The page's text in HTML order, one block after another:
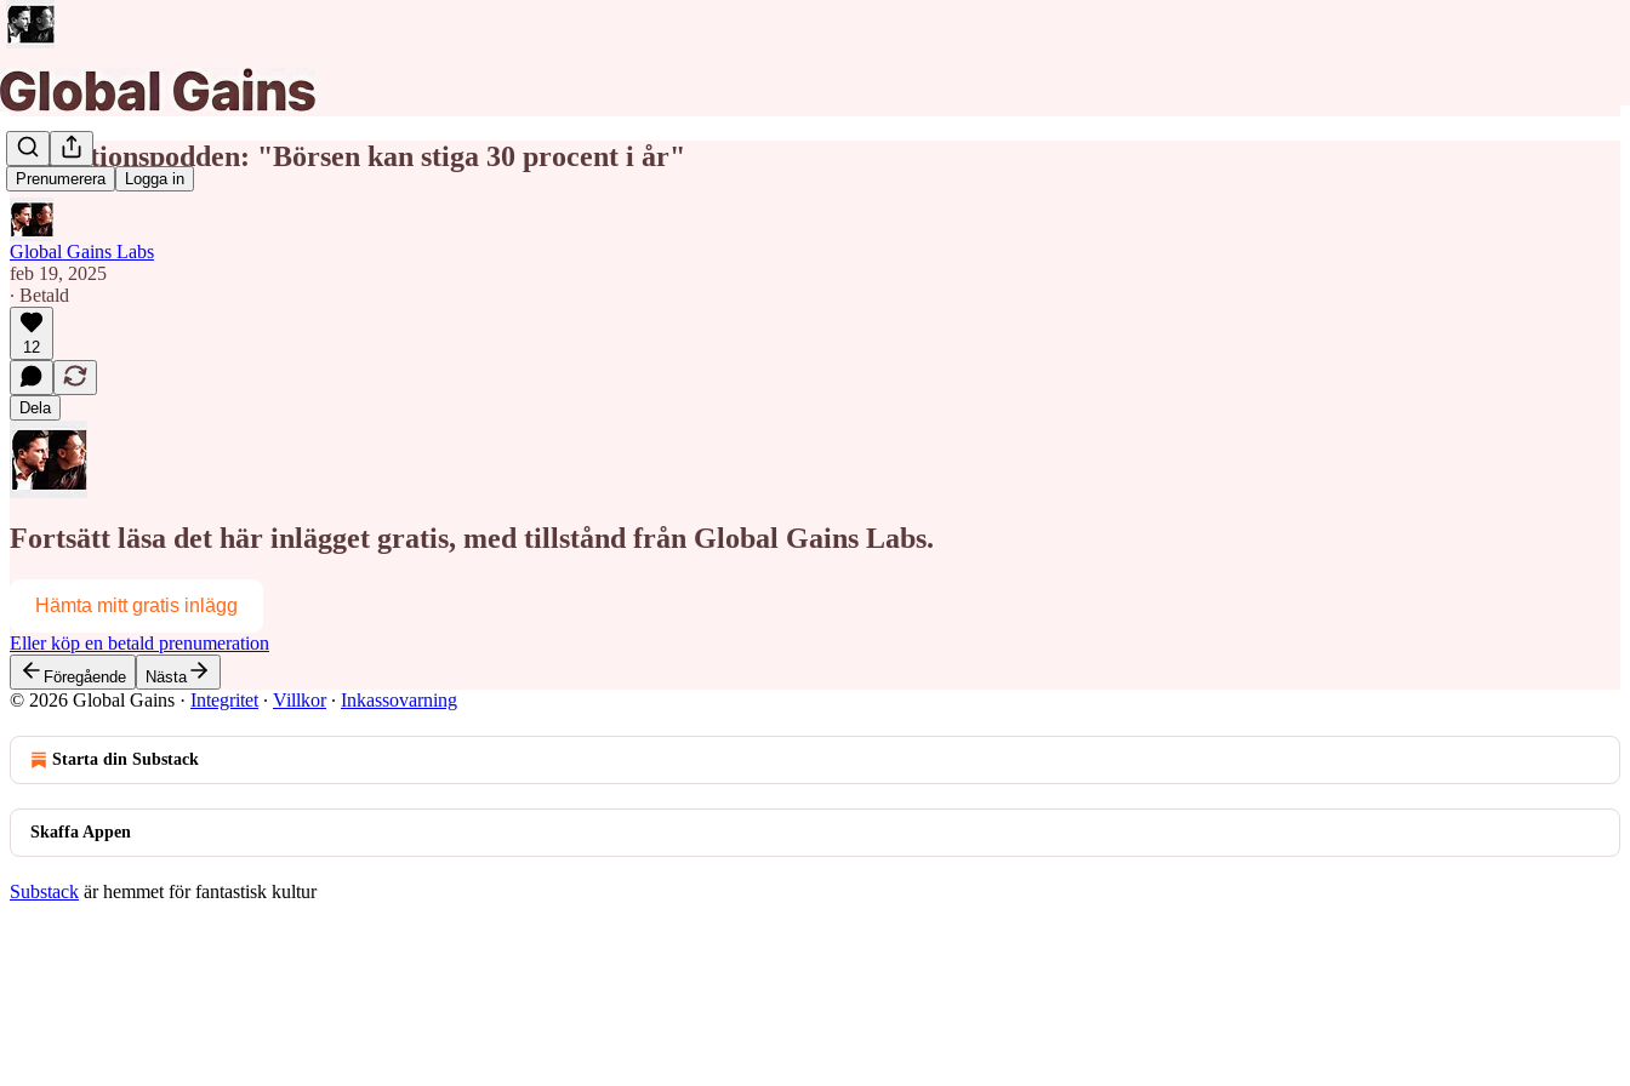
Prenumerera Logga in
Redaktionspodden: "Börsen kan stiga 30 procent i år"
Global Gains Labs
feb 19, 2025
∙ Betald
12
Dela
Fortsätt läsa det här inlägget gratis, med tillstånd från Global Gains Labs.
Hämta mitt gratis inlägg
Eller köp en betald prenumeration
Föregående Nästa
© 2026 Global Gains · Integritet ∙ Villkor∙ Inkassovarning
Starta din Substack
Skaffa Appen
Substack är hemmet för fantastisk kultur